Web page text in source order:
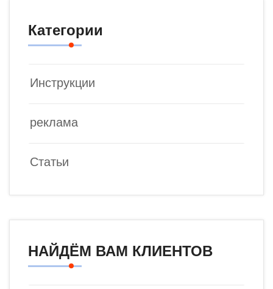
Категории
Инструкции
реклама
Статьи
НАЙДЁМ ВАМ КЛИЕНТОВ